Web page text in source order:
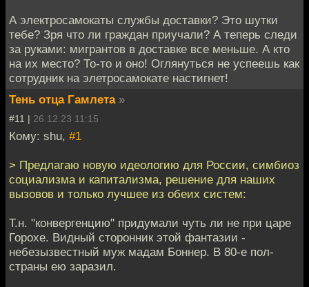
А электросамокаты службы доставки? Это шутки
тебе? Зря что ли граждан приучали? А теперь следи
за руками: мигрантов в доставке все меньше. А кто
на их место? То-то и оно! Оглянуться не успеешь как
сотрудник на элетросамокате настигнет!
Тень отца Гамлета »
#11 | 26.12.23 11:15
Кому: shu, #1
> Предлагаю новую идеологию для России, симбиоз
социализма и капитализма, решение для наших
вызовов и только лучшее из обеих систем:
Т.н. "конвергенцию" придумали чуть ли не при царе
Горохе. Видный сторонник этой фантазии -
небезызвестный муж мадам Боннер. В 80-е пол-
страны ею заразил.